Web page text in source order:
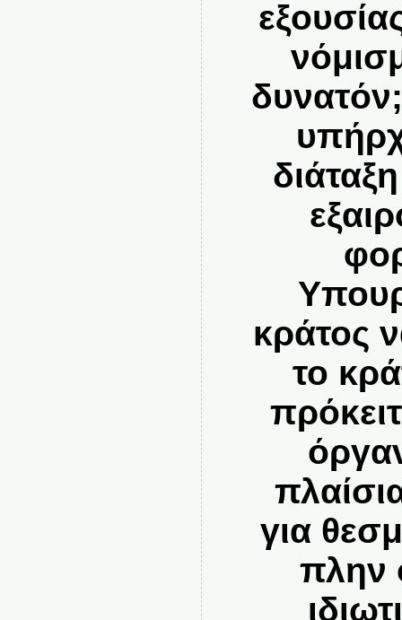
κράτος
το
για
πλην